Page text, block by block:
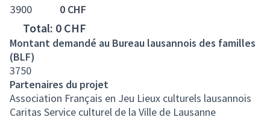
3900
0 CHF
Total: 0 CHF
Montant demandé au Bureau lausannois des familles
(BLF)
3750
Partenaires du projet
Association Français en Jeu Lieux culturels lausannois
Caritas Service culturel de la Ville de Lausanne